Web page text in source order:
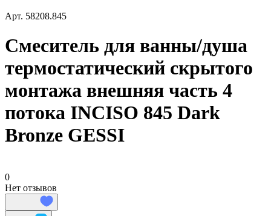
Арт. 58208.845
Смеситель для ванны/душа
термостатический скрытого
монтажа внешняя часть 4
потока INCISO 845 Dark
Bronze GESSI
0
Нет отзывов